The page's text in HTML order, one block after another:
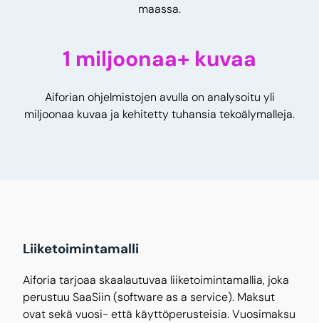
maassa.
1 miljoonaa+ kuvaa
Aiforian ohjelmistojen avulla on analysoitu yli
miljoonaa kuvaa ja kehitetty tuhansia tekoälymalleja.
Liiketoimintamalli
Aiforia tarjoaa skaalautuvaa liiketoimintamallia, joka
perustuu SaaSiin (software as a service). Maksut
ovat sekä vuosi- että käyttöperusteisia. Vuosimaksu